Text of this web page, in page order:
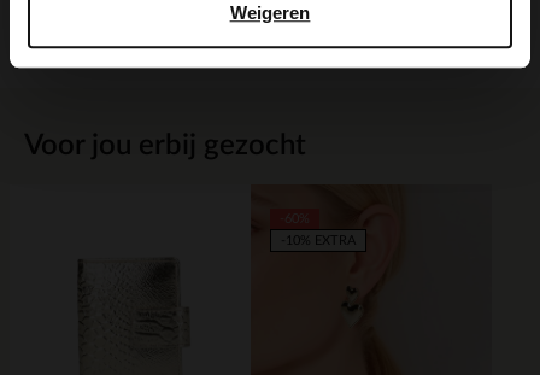
Weigeren
Voor jou erbij gezocht
-10% EXTRA
Bezorgen & retour